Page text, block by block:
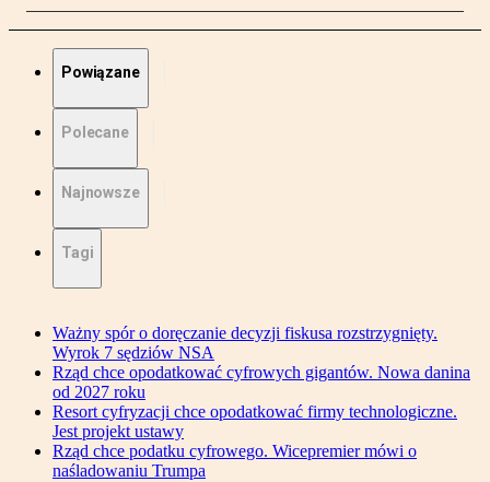
Powiązane
Polecane
Najnowsze
Tagi
Ważny spór o doręczanie decyzji fiskusa rozstrzygnięty.
Wyrok 7 sędziów NSA
Rząd chce opodatkować cyfrowych gigantów. Nowa danina
od 2027 roku
Resort cyfryzacji chce opodatkować firmy technologiczne.
Jest projekt ustawy
Rząd chce podatku cyfrowego. Wicepremier mówi o
naśladowaniu Trumpa